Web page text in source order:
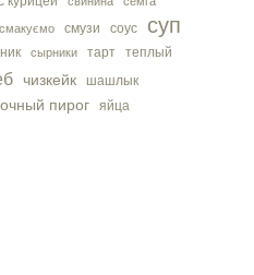
смакуємо смузи соус суп
сырники тарт
теплый
чизкейк шашлык
пирог яйца